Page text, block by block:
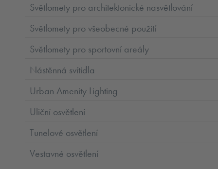
Světlomety pro architektonické nasvětlování
Světlomety pro všeobecné použití
Světlomety pro sportovní areály
Nástěnná svítidla
Urban Amenity Lighting
Uliční osvětlení
Tunelové osvětlení
Vestavné osvětlení